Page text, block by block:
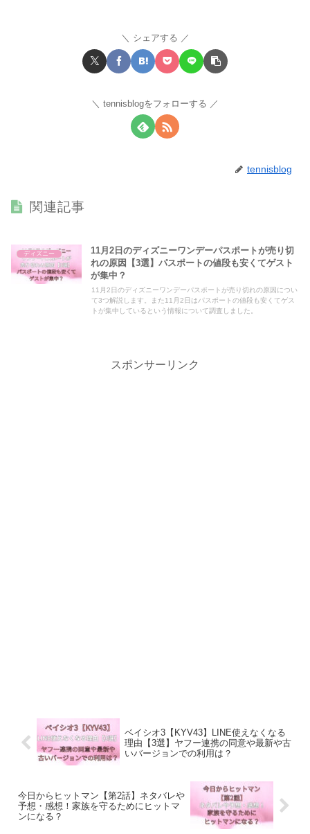
シェアする
tennisblogをフォローする
tennisblog
関連記事
ディズニー
11月2日のディズニーワンデーパスポートが売り切
れの原因【3選】パスポートの値段も安くてゲスト
が集中？
11月2日のディズニーワンデーパスポートが売り切れの原因につい
て3つ解説します。また11月2日はパスポートの値段も安くてゲス
トが集中しているという情報について調査しました。
スポンサーリンク
ベイシオ3【KYV43】LINE使えなくなる
理由【3選】ヤフー連携の同意や最新や古
いバージョンでの利用は？
今日からヒットマン【第2話】ネタバレや
予想・感想！家族を守るためにヒットマ
ンになる？